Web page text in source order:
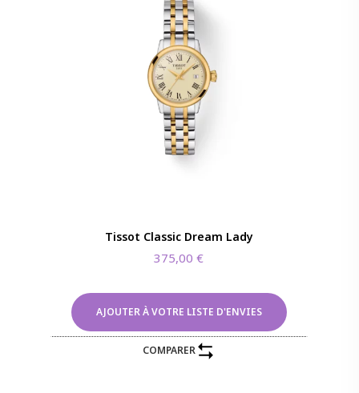
Tissot Classic Dream Lady
375,00€
AJOUTER À VOTRE LISTE D'ENVIES
COMPARER